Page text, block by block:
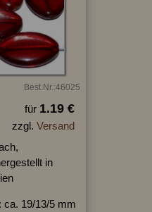
Best.Nr.:46025
für 1.19 €
zzgl. Versand
in
ca. 19/13/5 mm